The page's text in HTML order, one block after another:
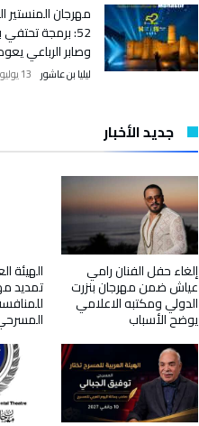
مهرجان المنستير
52: برمجة تحتفي
وصابر الرباعي
ليليا بن عاشور 13 يوليوز 2025
جديد الأخبار
الهيئة
تمديد
إلغاء حفل الفنان رامي
عياش ضمن مهرجان بنزرت
الدولي ومكتبه الاعلامي
يوضح الأسباب